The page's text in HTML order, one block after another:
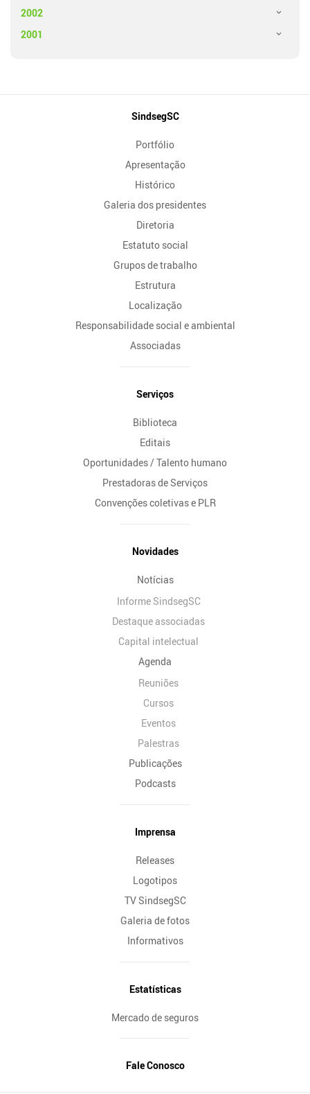
2002
2001
SindsegSC
Portfólio
Apresentação
Histórico
Galeria dos presidentes
Diretoria
Estatuto social
Grupos de trabalho
Estrutura
Localização
Responsabilidade social e ambiental
Associadas
Serviços
Biblioteca
Editais
Oportunidades / Talento humano
Prestadoras de Serviços
Convenções coletivas e PLR
Novidades
Notícias
Informe SindsegSC
Destaque associadas
Capital intelectual
Agenda
Reuniões
Cursos
Eventos
Palestras
Publicações
Podcasts
Imprensa
Releases
Logotipos
TV SindsegSC
Galeria de fotos
Informativos
Estatísticas
Mercado de seguros
Fale Conosco